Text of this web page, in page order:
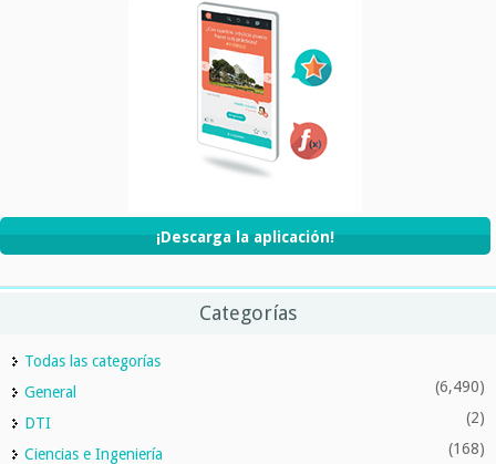
¡Descarga la aplicación!
Categorías
Todas las categorías
General
(6,490)
DTI (2)
Ciencias e Ingeniería (168)